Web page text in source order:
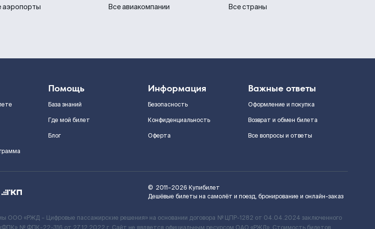
аэропорты
Все авиакомпании
Все страны
Помощь
База знаний
Где мой билет
Блог
Информация
Безопасность
Конфиденциальность
Оферта
Важные ответы
Оформление и покупка
Возврат и обмен билета
Все вопросы и ответы
© 2011–2026 Купибилет
Дешёвые билеты на самолёт и поезд, бронирование и онлайн-заказ
ООО «РЖД – Цифровые пассажирские решения» на основании договора № ЦПР-1282 от 04.04.2024 заключенного